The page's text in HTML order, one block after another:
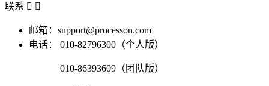
联系  
邮箱：support@processon.com
电话：
010-82796300（个人版）
010-86393609（团队版）